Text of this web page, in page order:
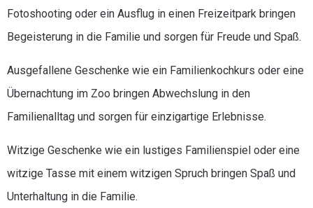
Fotoshooting oder ein Ausflug in einen Freizeitpark bringen
Begeisterung in die Familie und sorgen für Freude und Spaß.
Ausgefallene Geschenke wie ein Familienkochkurs oder eine
Übernachtung im Zoo bringen Abwechslung in den
Familienalltag und sorgen für einzigartige Erlebnisse.
Witzige Geschenke wie ein lustiges Familienspiel oder eine
witzige Tasse mit einem witzigen Spruch bringen Spaß und
Unterhaltung in die Familie.